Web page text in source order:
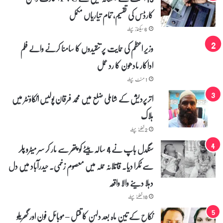
م
ف
ت
ی
ڈ
ٹ
ر
ح
ظ
م
ح
م
د
ا
ب
کارڈس کی تقسیم، تمام تیاریاں مکمل
6 سیکنڈز پہلے
وزیر اعظم کی حمایت پر تنقیدوں کا سامنا کرنے والے فلم
اداکار مادھون کا رد عمل
1 منٹ پہلے
اترپردیش کے شاملی ضلع میں محمد فرقان پولیس انکاؤنٹر میں
ہلاک
2 گھنٹے پہلے
سنگدل باپ نے 4 سالہ بیٹے کو پتھر سے مار کر سر میٹرو پلر
سے ٹکرا دیا۔ قاتلانہ حملہ میں معصوم زخمی۔ حیدرآباد میں دل
دہلا دینے والا واقعہ
10 گھنٹے پہلے
نکاح کے تین ماہ بعد دلہن کا قتل – موبائل فون اور گھریلو